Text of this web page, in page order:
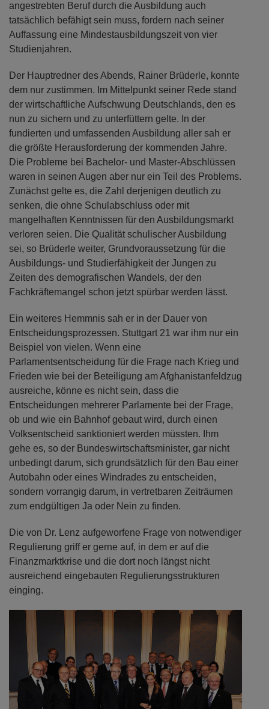
angestrebten Beruf durch die Ausbildung auch
tatsächlich befähigt sein muss, fordern nach seiner
Auffassung eine Mindestausbildungszeit von vier
Studienjahren.
Der Hauptredner des Abends, Rainer Brüderle, konnte
dem nur zustimmen. Im Mittelpunkt seiner Rede stand
der wirtschaftliche Aufschwung Deutschlands, den es
nun zu sichern und zu unterfüttern gelte. In der
fundierten und umfassenden Ausbildung aller sah er
die größte Herausforderung der kommenden Jahre.
Die Probleme bei Bachelor- und Master-Abschlüssen
waren in seinen Augen aber nur ein Teil des Problems.
Zunächst gelte es, die Zahl derjenigen deutlich zu
senken, die ohne Schulabschluss oder mit
mangelhaften Kenntnissen für den Ausbildungsmarkt
verloren seien. Die Qualität schulischer Ausbildung
sei, so Brüderle weiter, Grundvoraussetzung für die
Ausbildungs- und Studierfähigkeit der Jungen zu
Zeiten des demografischen Wandels, der den
Fachkräftemangel schon jetzt spürbar werden lässt.
Ein weiteres Hemmnis sah er in der Dauer von
Entscheidungsprozessen. Stuttgart 21 war ihm nur ein
Beispiel von vielen. Wenn eine
Parlamentsentscheidung für die Frage nach Krieg und
Frieden wie bei der Beteiligung am Afghanistanfeldzug
ausreiche, könne es nicht sein, dass die
Entscheidungen mehrerer Parlamente bei der Frage,
ob und wie ein Bahnhof gebaut wird, durch einen
Volksentscheid sanktioniert werden müssten. Ihm
gehe es, so der Bundeswirtschaftsminister, gar nicht
unbedingt darum, sich grundsätzlich für den Bau einer
Autobahn oder eines Windrades zu entscheiden,
sondern vorrangig darum, in vertretbaren Zeiträumen
zum endgültigen Ja oder Nein zu finden.
Die von Dr. Lenz aufgeworfene Frage von notwendiger
Regulierung griff er gerne auf, in dem er auf die
Finanzmarktkrise und die dort noch längst nicht
ausreichend eingebauten Regulierungsstrukturen
einging.
Previous Next